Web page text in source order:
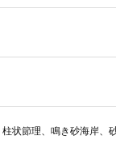
状節理、鳴き砂海岸、